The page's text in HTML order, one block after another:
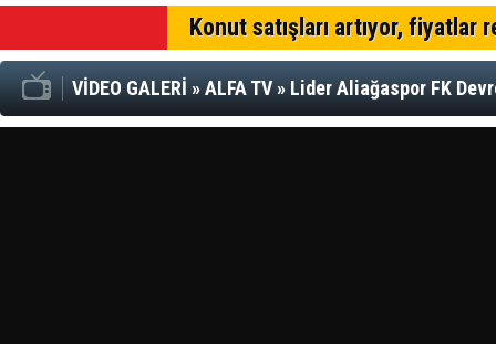
SOCAR
Trafiği
Alto,
Aliağa'daki
Dikili'de
Konut satışları artıyor, fiyatlar
VİDEO GALERİ »ALFA TV» Lider Aliağaspor FK